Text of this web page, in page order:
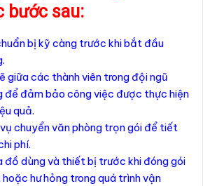
bước sau:
bị kỹ càng trước khi bắt đầu
giữa các thành viên trong đội ngũ
để đảm bảo công việc được thực hiện
quả.
chuyển văn phòng trọn gói để tiết
phí.
đồ dùng và thiết bị trước khi đóng gói
hư hỏng trong quá trình vận